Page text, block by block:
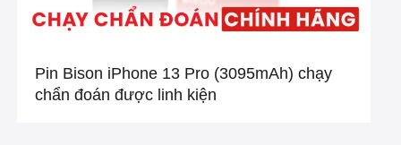
Pin Bison iPhone 13 Pro (3095mAh) chạy
chẩn đoán được linh kiện